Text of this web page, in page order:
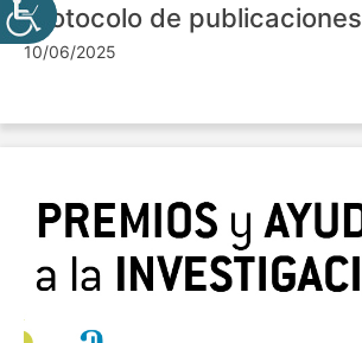
Protocolo de publicaciones
10/06/2025